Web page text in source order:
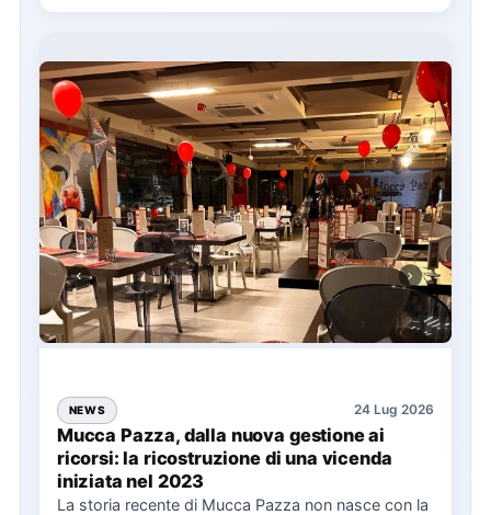
NEWS 24 Lug 2026
Mucca Pazza, dalla nuova gestione ai
ricorsi: la ricostruzione di una vicenda
iniziata nel 2023
La storia recente di Mucca Pazza non nasce con la